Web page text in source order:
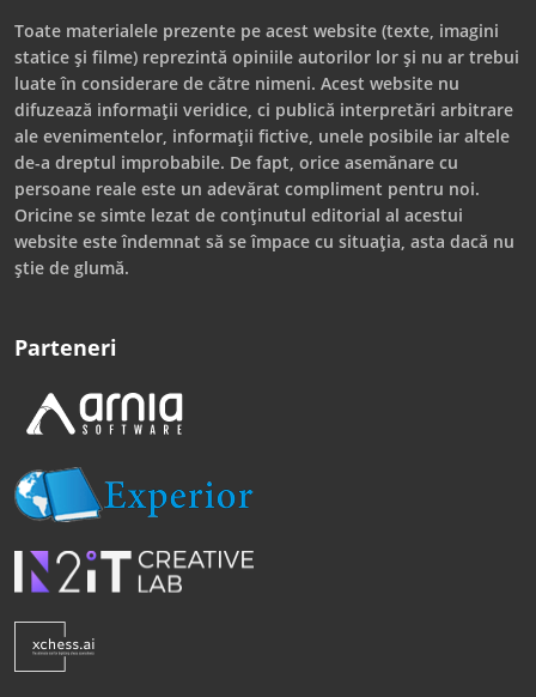
Toate materialele prezente pe acest website (texte, imagini
statice și filme) reprezintă opiniile autorilor lor și nu ar trebui
luate în considerare de către nimeni. Acest website nu
difuzează informații veridice, ci publică interpretări arbitrare
ale evenimentelor, informații fictive, unele posibile iar altele
de-a dreptul improbabile. De fapt, orice asemănare cu
persoane reale este un adevărat compliment pentru noi.
Oricine se simte lezat de conținutul editorial al acestui
website este îndemnat să se împace cu situația, asta dacă nu
știe de glumă.
Parteneri